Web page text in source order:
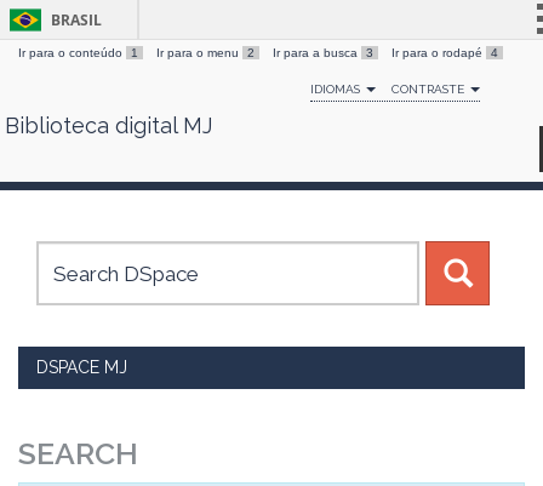
Skip
BRASIL
Simplifique!
Comunica BR
Canais
Ir para o conteúdo 1 Ir para o menu 2 Ir para a busca 3 Ir para o rodapé 4
IDIOMAS CONTRASTE
Biblioteca digital MJ
DSPACE MJ
SEARCH